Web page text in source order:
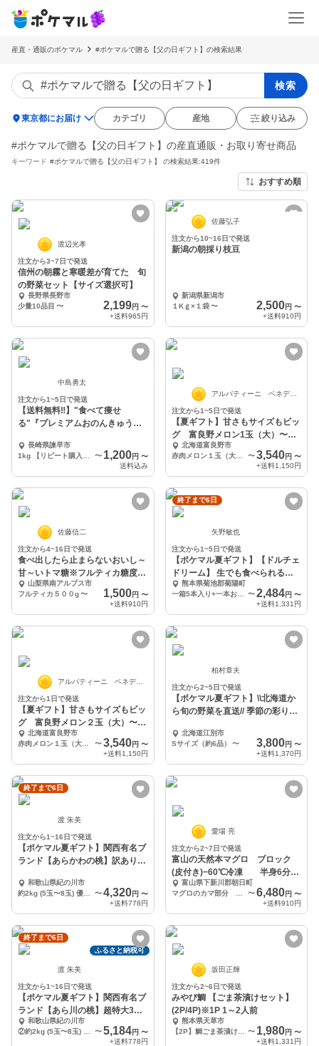
産直・通販のポケマル #ポケマルで贈る【父の日ギフト】の検索結果
検索
location_on東京都にお届け カテゴリ 産地 絞り込み
#ポケマルで贈る【父の日ギフト】の産直通販・お取り寄せ商品
キーワード #ポケマルで贈る【父の日ギフト】 の検索結果:419件
おすすめ順
渡辺光孝
注文から3~7日で発送
信州の朝霧と寒暖差が育てた 旬
の野菜セット【サイズ選択可】
長野県長野市
少量10品目 〜 2,199円 〜
+送料965円
佐藤弘子
注文から10~16日で発送
新潟の朝採り枝豆
新潟県新潟市
１Kｇ×１袋 〜 2,500円 〜
+送料910円
中島勇太
注文から1~5日で発送
【送料無料‼️】"食べて痩せ
る"『プレミアムおのんきゅう
長崎県諫早市
〜 1,200円 〜
送料込み
アルバティーニ ベネディクト
注文から1~5日で発送
【夏ギフト】甘さもサイズもビッ
グ 富良野メロン1玉（大）〜と
ろける甘さが人気
北海道富良野市
赤肉メロン１玉（大玉）1.6kg 〜 2.0kg
〜3,540円 〜
+送料1,150円
佐藤信二
注文から4~16日で発送
食べ出したら止まらないおいし～
甘～いトマ糖※フルティカ糖度9
度以上
山梨県南アルプス市
フルティカ５００g〜 1,500円 〜
+送料910円
終了まで6日
矢野敏也
注文から1~5日で発送
【ポケマル夏ギフト】【ドルチェ
ドリーム】 生でも食べられると
うもろこし
熊本県菊池郡菊陽町
一箱5本入り+一本おまけ
〜2,484円 〜
+送料1,331円
アルバティーニ ベネディクト
注文から1日で発送
【夏ギフト】甘さもサイズもビッ
グ 富良野メロン２玉（大）〜と
ろける甘さが人気
北海道富良野市
〜 3,540円 〜
+送料1,150円
柏村章夫
注文から2~5日で発送
【ポケマル夏ギフト】\\北海道か
ら旬の野菜を直送// 季節の彩り野
北海道江別市
Sサイズ（約6品）
〜 3,800円 〜
+送料1,370円
終了まで6日
渡 朱美
注文から1~16日で発送
【ポケマル夏ギフト】関西有名ブ
ランド【あらかわの桃】訳あり
和歌山県紀の川市
〜 4,320円 〜
+送料778円
愛場 亮
注文から2~7日で発送
富山の天然本マグロ ブロック
(皮付き)−60℃冷凍 半身6分
割 選べる部位
富山県下新川郡朝日町
〜6,480円 〜
+送料910円
終了まで6日
ふるさと納税可
渡 朱美
注文から1~16日で発送
【ポケマル夏ギフト】関西有名ブ
ランド【あら川の桃】超特大3玉
or 約2kg
和歌山県紀の川市
〜 5,184円 〜
+送料778円
坂田正輝
注文から2~6日で発送
みやび鯛 【ごま茶漬けセット】
(2P/4P)※1P 1～2人前
熊本県天草市
【2P】鯛ごま茶漬け2Pセット
〜 1,980円 〜
+送料1,331円